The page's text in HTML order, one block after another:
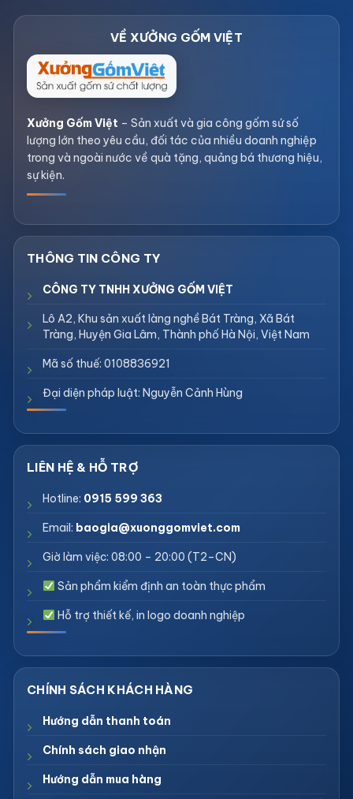
Xưởng Gốm Việt – Sản xuất và gia công gốm sứ số
lượng lớn theo yêu cầu, đối tác của nhiều doanh nghiệp
trong và ngoài nước về quà tặng, quảng bá thương hiệu,
sự kiện.
CÔNG TY TNHH XƯỞNG GỐM VIỆT
Lô A2, Khu sản xuất làng nghề Bát Tràng, Xã Bát
Tràng, Huyện Gia Lâm, Thành phố Hà Nội, Việt Nam
Mã số thuế: 0108836921
Đại diện pháp luật: Nguyễn Cảnh Hùng
Hotline: 0915 599 363
Email: baogia@xuonggomviet.com
Giờ làm việc: 08:00 – 20:00 (T2–CN)
Sản phẩm kiểm định an toàn thực phẩm
Hỗ trợ thiết kế, in logo doanh nghiệp
Hướng dẫn thanh toán
Chính sách giao nhận
Hướng dẫn mua hàng